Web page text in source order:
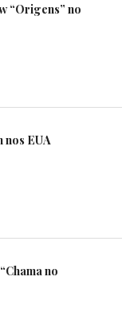
“Origens” no
nos EUA
no